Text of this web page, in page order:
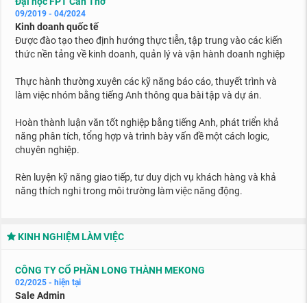
09/2019 - 04/2024
Kinh doanh quốc tế
Được đào tạo theo định hướng thực tiễn, tập trung vào các kiến
thức nền tảng về kinh doanh, quản lý và vận hành doanh nghiệp
Thực hành thường xuyên các kỹ năng báo cáo, thuyết trình và
làm việc nhóm bằng tiếng Anh thông qua bài tập và dự án.
Hoàn thành luận văn tốt nghiệp bằng tiếng Anh, phát triển khả
năng phân tích, tổng hợp và trình bày vấn đề một cách logic,
chuyên nghiệp.
Rèn luyện kỹ năng giao tiếp, tư duy dịch vụ khách hàng và khả
năng thích nghi trong môi trường làm việc năng động.
KINH NGHIỆM LÀM VIỆC
CÔNG TY CỔ PHẦN LONG THÀNH MEKONG
02/2025 - hiện tại
Sale Admin